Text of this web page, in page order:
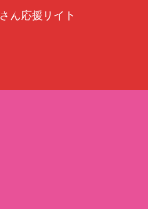
ん応援サイト